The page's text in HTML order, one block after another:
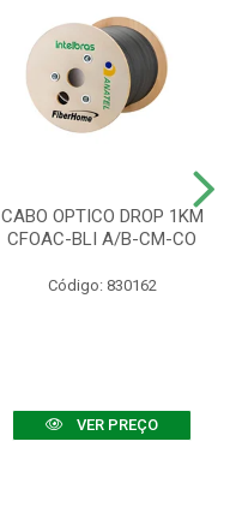
CABO OPTICO DROP 1KM
CFOAC-BLI A/B-CM-CO
Código: 830162
VER PREÇO